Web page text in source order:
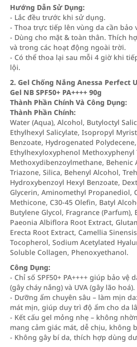
Hướng Dẫn Sử Dụng:
- Lắc đều trước khi sử dụng.
- Thoa trực tiếp lên vùng da cần bảo
- Dùng cho mặt & toàn thân. Thích
và trong các hoạt động ngoài trời.
- Có thể thoa lại sau mỗi 4 giờ khi
lội.
2. Gel Chống Nắng Anessa Perfect
Gel NB SPF50+ PA++++ 90g
Thành Phần Chính Và Công Dụng:
Thành Phần Chính:
Water (Aqua), Alcohol, Butyloctyl
Ethylhexyl Salicylate, Isopropyl
Benzoate, Hydrogenated
Ethylhexyloxyphenol Methoxyphenyl
Methoxydibenzoylmethane, Behenic
Triazone, Silica, Behenyl Alcohol,
Hydroxybenzoyl Hexyl Benzoate,
Glycerin, Aminomethyl Propanediol,
Methicone, C30-45 Olefin, Batyl
Butylene Glycol, Fragrance (Parfum),
Paeonia Albiflora Root Extract,
Erecta Root Extract, Camellia
Tocopherol, Sodium Acetylated
Soluble Collagen, Phenoxyethanol.
Công Dụng:
- Chỉ số SPF50+ PA++++ giúp bảo vệ
(gây cháy nắng) và UVA (gây lão hoá).
- Dưỡng ẩm chuyên sâu – làm mịn
mát mịn, giúp duy trì độ ẩm cho da
- Kết cấu gel mỏng nhẹ – không
mang cảm giác mát, dễ chịu, không
- Không gây bí da, thích hợp dùng